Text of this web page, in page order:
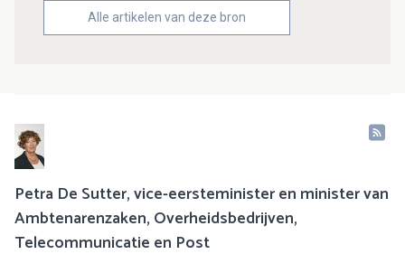
Alle artikelen van deze bron
Petra De Sutter, vice-eersteminister en minister van
Ambtenarenzaken, Overheidsbedrijven,
Telecommunicatie en Post